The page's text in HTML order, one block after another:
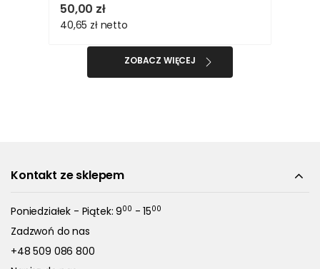
50,00 zł
40,65 zł netto
ZOBACZ WIĘCEJ
Kontakt ze sklepem
Poniedziałek - Piątek: 900 - 1500
Zadzwoń do nas
+48 509 086 800